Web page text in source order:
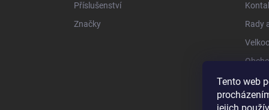
Tento web
Příslušenství
Značky
Rady